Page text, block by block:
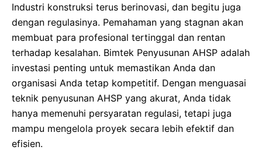
Industri konstruksi terus berinovasi, dan begitu juga
dengan regulasinya. Pemahaman yang stagnan akan
membuat para profesional tertinggal dan rentan
terhadap kesalahan. Bimtek Penyusunan AHSP adalah
investasi penting untuk memastikan Anda dan
organisasi Anda tetap kompetitif. Dengan menguasai
teknik penyusunan AHSP yang akurat, Anda tidak
hanya memenuhi persyaratan regulasi, tetapi juga
mampu mengelola proyek secara lebih efektif dan
efisien.